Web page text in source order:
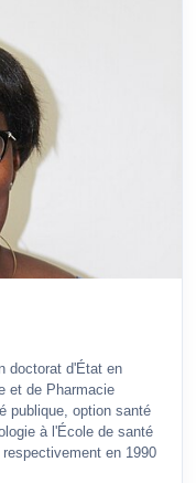
doctorat d'État en
et de Pharmacie
publique, option santé
à l'École de santé
en 1990